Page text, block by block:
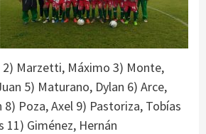
Marzetti, Máximo 3) Monte,
5) Maturano, Dylan 6) Arce,
8) Poza, Axel 9) Pastoriza, Tobías
11) Giménez, Hernán